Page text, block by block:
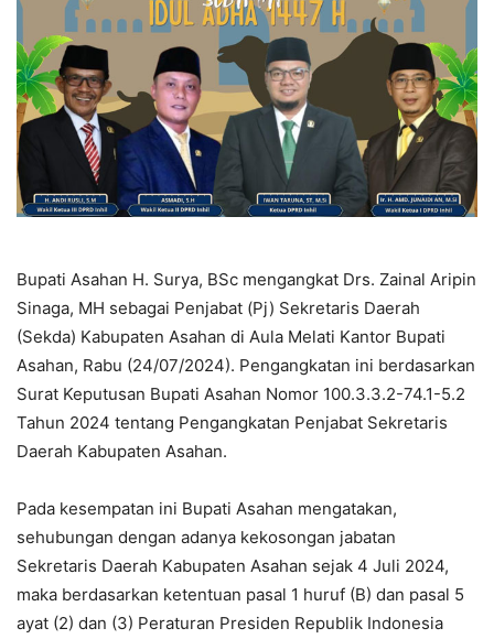
Bupati Asahan H. Surya, BSc mengangkat Drs. Zainal Aripin
Sinaga, MH sebagai Penjabat (Pj) Sekretaris Daerah
(Sekda) Kabupaten Asahan di Aula Melati Kantor Bupati
Asahan, Rabu (24/07/2024). Pengangkatan ini berdasarkan
Surat Keputusan Bupati Asahan Nomor 100.3.3.2-74.1-5.2
Tahun 2024 tentang Pengangkatan Penjabat Sekretaris
Daerah Kabupaten Asahan.
Pada kesempatan ini Bupati Asahan mengatakan,
sehubungan dengan adanya kekosongan jabatan
Sekretaris Daerah Kabupaten Asahan sejak 4 Juli 2024,
maka berdasarkan ketentuan pasal 1 huruf (B) dan pasal 5
ayat (2) dan (3) Peraturan Presiden Republik Indonesia